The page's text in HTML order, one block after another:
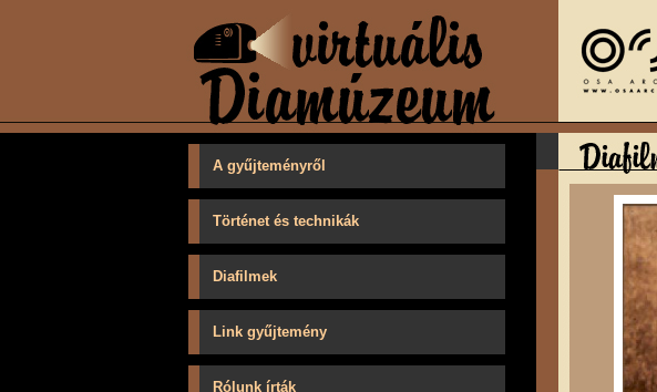
A gyűjteményről
Történet és technikák
Diafilmek
Link gyűjtemény
Rólunk írták